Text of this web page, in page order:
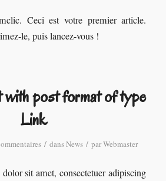
Ceci est votre premier article.
le, puis lancez-vous !
post format of type
Link
/ dansNews / parWebmaster
sit amet, consectetuer adipiscing